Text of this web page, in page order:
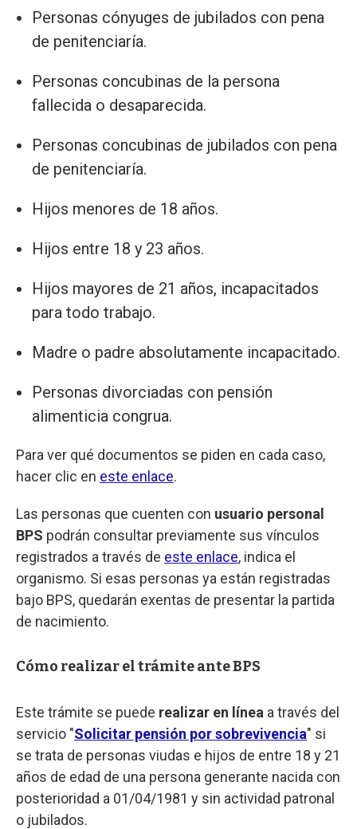
Personas cónyuges de jubilados con pena
de penitenciaría.
Personas concubinas de la persona
fallecida o desaparecida.
Personas concubinas de jubilados con pena
de penitenciaría.
Hijos menores de 18 años.
Hijos entre 18 y 23 años.
Hijos mayores de 21 años, incapacitados
para todo trabajo.
Madre o padre absolutamente incapacitado.
Personas divorciadas con pensión
alimenticia congrua.
Para ver qué documentos se piden en cada caso,
hacer clic en este enlace.
Las personas que cuenten con usuario personal
BPS podrán consultar previamente sus vínculos
registrados a través de este enlace, indica el
organismo. Si esas personas ya están registradas
bajo BPS, quedarán exentas de presentar la partida
de nacimiento.
Cómo realizar el trámite ante BPS
Este trámite se puede realizar en línea a través del
servicio "Solicitar pensión por sobrevivencia" si
se trata de personas viudas e hijos de entre 18 y 21
años de edad de una persona generante nacida con
posterioridad a 01/04/1981 y sin actividad patronal
o jubilados.